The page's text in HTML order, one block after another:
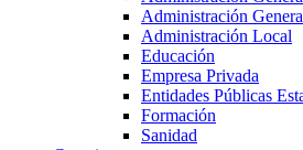
Administración
Administración Local
Educación
Empresa Privada
Entidades Públicas
Formación
Sanidad